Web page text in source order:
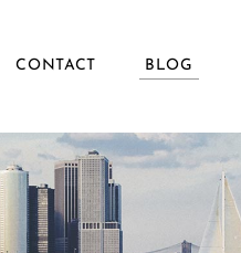
CONTACT BLOG